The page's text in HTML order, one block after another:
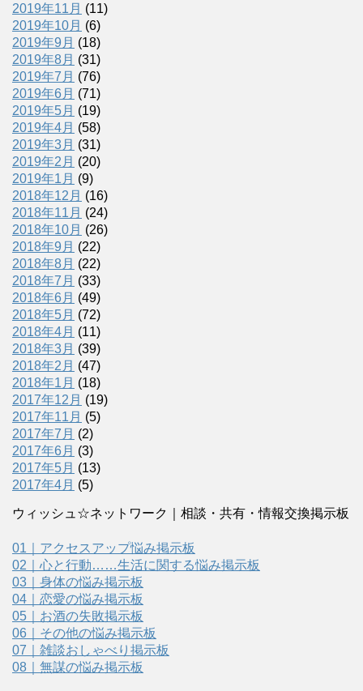
2019年11月 (11)
2019年10月 (6)
2019年9月 (18)
2019年8月 (31)
2019年7月 (76)
2019年6月 (71)
2019年5月 (19)
2019年4月 (58)
2019年3月 (31)
2019年2月 (20)
2019年1月 (9)
2018年12月 (16)
2018年11月 (24)
2018年10月 (26)
2018年9月 (22)
2018年8月 (22)
2018年7月 (33)
2018年6月 (49)
2018年5月 (72)
2018年4月 (11)
2018年3月 (39)
2018年2月 (47)
2018年1月 (18)
2017年12月 (19)
2017年11月 (5)
2017年7月 (2)
2017年6月 (3)
2017年5月 (13)
2017年4月 (5)
ウィッシュ☆ネットワーク｜相談・共有・情報交換掲示板
01｜アクセスアップ悩み掲示板
02｜心と行動……生活に関する悩み掲示板
03｜身体の悩み掲示板
04｜恋愛の悩み掲示板
05｜お酒の失敗掲示板
06｜その他の悩み掲示板
07｜雑談おしゃべり掲示板
08｜無謀の悩み掲示板